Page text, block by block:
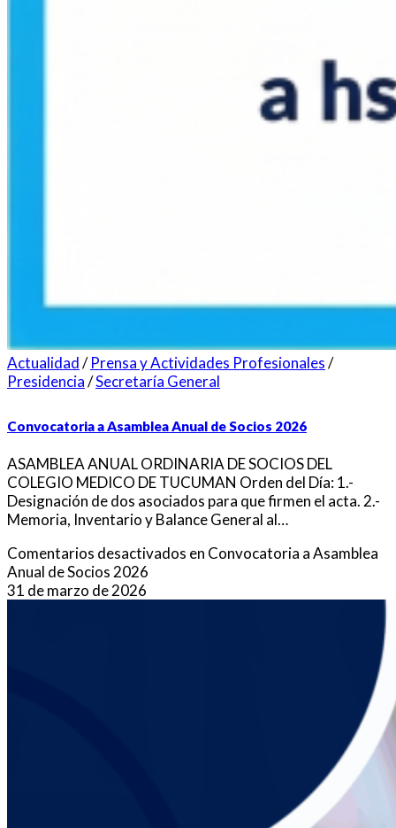
Actualidad/Prensa y Actividades Profesionales/
Presidencia/Secretaría General
Convocatoria a Asamblea Anual de Socios 2026
ASAMBLEA ANUAL ORDINARIA DE SOCIOS DEL
COLEGIO MEDICO DE TUCUMAN Orden del Día: 1.-
Designación de dos asociados para que firmen el acta. 2.-
Memoria, Inventario y Balance General al…
Comentarios desactivados en Convocatoria a Asamblea
Anual de Socios 2026
31 de marzo de 2026